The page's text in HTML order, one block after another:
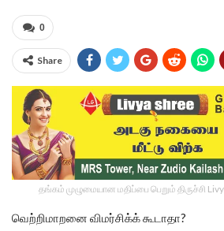
0
Share
தங்கம் முழுமையான மதிப்பை பெறும் திருச்சி
வெற்றிமாறனை விமர்சிக்க் கூடாதா?